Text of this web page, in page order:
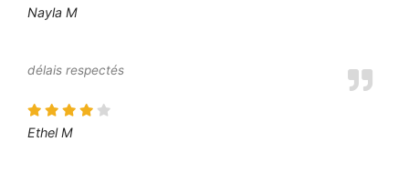
Nayla M
délais respectés
Ethel M